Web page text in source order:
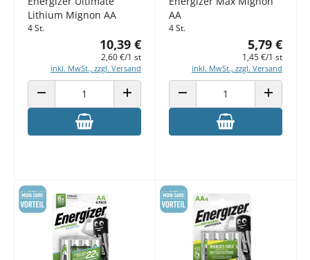
Lithium Mignon AA
4 St.
10,39 €
2,60 €/1 st
inkl. MwSt., zzgl. Versand
ANZAHL VERRINGERN ANZAHL ERHÖHEN
AA
4 St.
5,79 €
1,45 €/1 st
inkl. MwSt., zzgl. Versand
ANZAHL VERRINGERN ANZAHL